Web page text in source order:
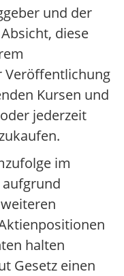
und der
diese
Veröffentlichung
Kursen und
jederzeit
im
halten
Gesetz einen